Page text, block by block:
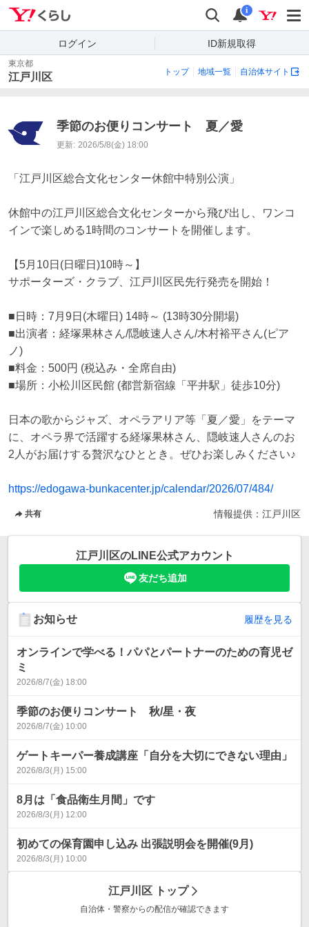
検索 通知
i
ログイン ID新規取得
東京都
江戸川区 トップ 地域一覧 自治体サイト
季節のお便りコンサート 夏／愛
更新: 2026/5/8(金) 18:00
「江戸川区総合文化センター休館中特別公演」
休館中の江戸川区総合文化センターから飛び出し、ワンコ
インで楽しめる1時間のコンサートを開催します。
【5月10日(日曜日)10時～】
サポーターズ・クラブ、江戸川区民先行発売を開始！
■日時：7月9日(木曜日) 14時～ (13時30分開場)
■出演者：経塚果林さん/隠岐速人さん/木村裕平さん(ピア
ノ)
■料金：500円 (税込み・全席自由)
■場所：小松川区民館 (都営新宿線「平井駅」徒歩10分)
日本の歌からジャズ、オペラアリア等「夏／愛」をテーマ
に、オペラ界で活躍する経塚果林さん、隠岐速人さんのお
2人がお届けする贅沢なひととき。ぜひお楽しみください♪
https://edogawa-bunkacenter.jp/calendar/2026/07/484/
共有 情報提供： 江戸川区
江戸川区のLINE公式アカウント
友だち追加
お知らせ 履歴を見る
オンラインで学べる！パパとパートナーのための育児ゼ
ミ
2026/8/7(金) 18:00
季節のお便りコンサート 秋/星・夜
2026/8/7(金) 10:00
ゲートキーパー養成講座「自分を大切にできない理由」
2026/8/3(月) 15:00
8月は「食品衛生月間」です
2026/8/3(月) 12:00
初めての保育園申し込み 出張説明会を開催(9月)
2026/8/3(月) 10:00
江戸川区 トップ
自治体・警察からの配信が確認できます